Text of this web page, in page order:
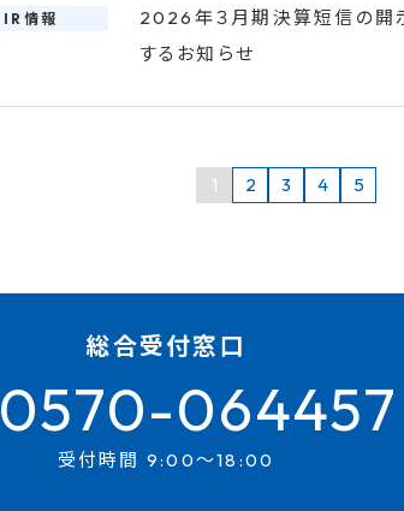
IR情報
2026年３月期決算短信の開
するお知らせ
1 2 3 4 5
総合受付窓口
0570-064457
受付時間 9:00～18:00